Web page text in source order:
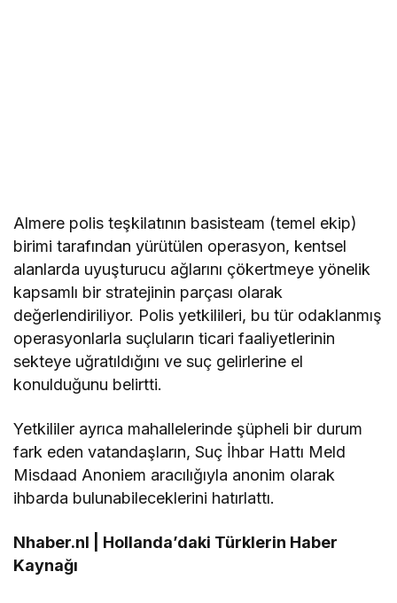
Almere polis teşkilatının basisteam (temel ekip)
birimi tarafından yürütülen operasyon, kentsel
alanlarda uyuşturucu ağlarını çökertmeye yönelik
kapsamlı bir stratejinin parçası olarak
değerlendiriliyor. Polis yetkilileri, bu tür odaklanmış
operasyonlarla suçluların ticari faaliyetlerinin
sekteye uğratıldığını ve suç gelirlerine el
konulduğunu belirtti.
Yetkililer ayrıca mahallelerinde şüpheli bir durum
fark eden vatandaşların, Suç İhbar Hattı Meld
Misdaad Anoniem aracılığıyla anonim olarak
ihbarda bulunabileceklerini hatırlattı.
Nhaber.nl | Hollanda’daki Türklerin Haber
Kaynağı